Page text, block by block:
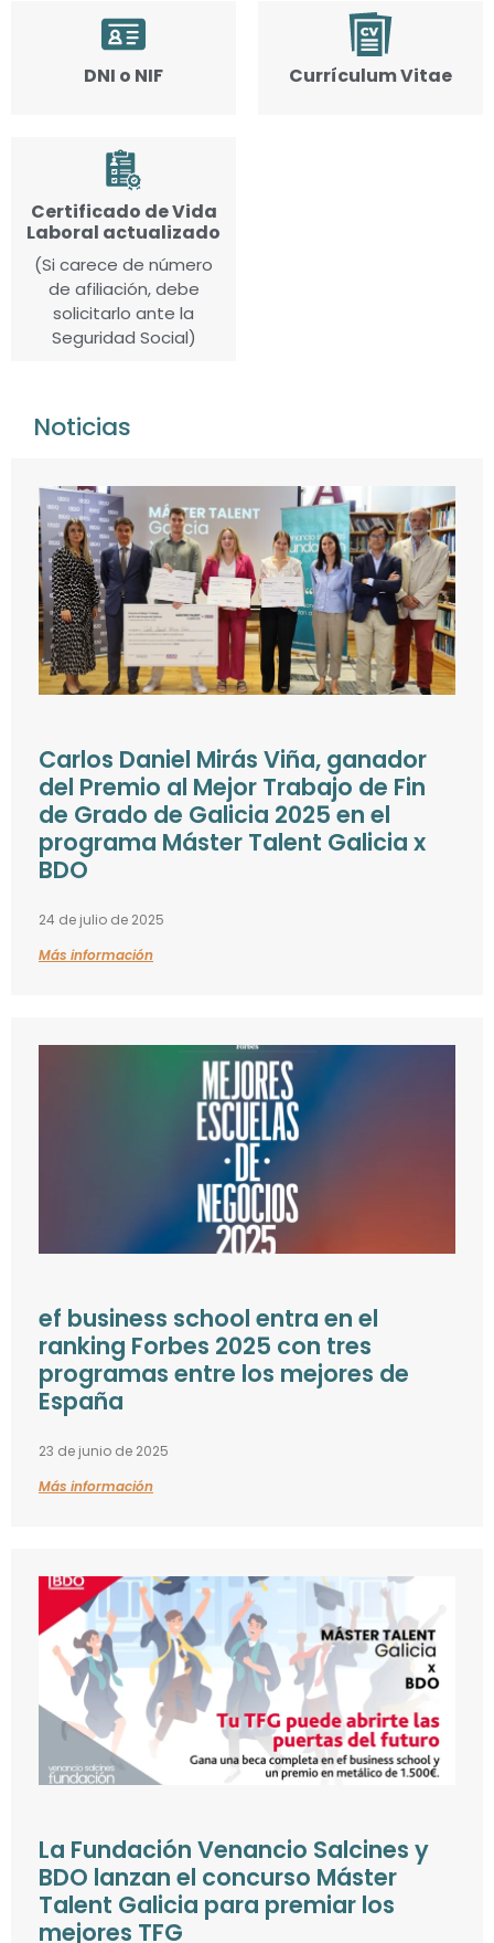
DNI o NIF Currículum Vitae
Certificado de Vida
Laboral actualizado
(Si carece de número
de afiliación, debe
solicitarlo ante la
Seguridad Social)
Noticias
Carlos Daniel Mirás Viña, ganador
del Premio al Mejor Trabajo de Fin
de Grado de Galicia 2025 en el
programa Máster Talent Galicia x
BDO
24 de julio de 2025
Más información
ef business school entra en el
ranking Forbes 2025 con tres
programas entre los mejores de
España
23 de junio de 2025
Más información
La Fundación Venancio Salcines y
BDO lanzan el concurso Máster
Talent Galicia para premiar los
mejores TFG